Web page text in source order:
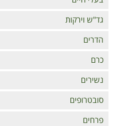
גד"ש וירקות
הדרים
כרם
נשירים
סובטרופים
פרחים